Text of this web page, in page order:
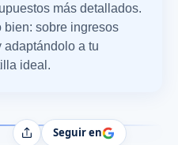
más detallados.
sobre ingresos
adaptándolo a tu
ideal.
CompartirSeguir en